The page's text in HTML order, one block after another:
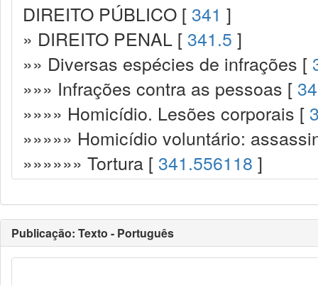
DIREITO PÚBLICO [ 341 ]
» DIREITO PENAL [ 341.5 ]
»» Diversas espécies de infrações [
»»» Infrações contra as pessoas [
»»»» Homicídio. Lesões corporais [
»»»»» Homicídio voluntário:
»»»»»» Tortura [ 341.556118 ]
Publicação: Texto - Português